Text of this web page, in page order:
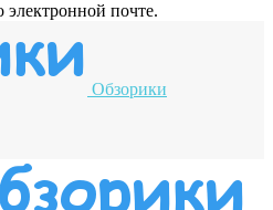
почте.
Обзорики